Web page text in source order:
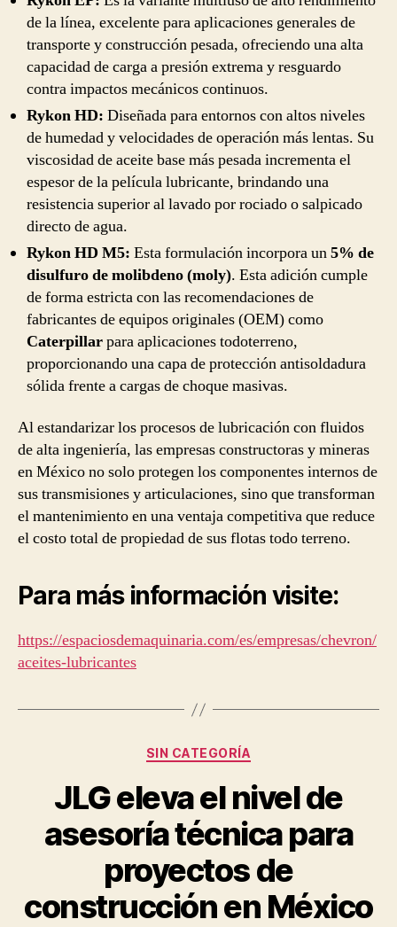
de la línea, excelente para aplicaciones generales de
transporte y construcción pesada, ofreciendo una alta
capacidad de carga a presión extrema y resguardo
contra impactos mecánicos continuos.
Rykon HD: Diseñada para entornos con altos niveles
de humedad y velocidades de operación más lentas. Su
viscosidad de aceite base más pesada incrementa el
espesor de la película lubricante, brindando una
resistencia superior al lavado por rociado o salpicado
directo de agua.
Rykon HD M5: Esta formulación incorpora un5% de
disulfuro de molibdeno (moly). Esta adición cumple
de forma estricta con las recomendaciones de
fabricantes de equipos originales (OEM) como
Caterpillarpara aplicaciones todoterreno,
proporcionando una capa de protección antisoldadura
sólida frente a cargas de choque masivas.
Al estandarizar los procesos de lubricación con fluidos
de alta ingeniería, las empresas constructoras y mineras
en México no solo protegen los componentes internos de
sus transmisiones y articulaciones, sino que transforman
el mantenimiento en una ventaja competitiva que reduce
el costo total de propiedad de sus flotas todo terreno.
Para más información visite:
https://espaciosdemaquinaria.com/es/empresas/chevron/
aceites-lubricantes
Categorías
SIN CATEGORÍA
JLG eleva el nivel de
asesoría técnica para
proyectos de
construcción en México